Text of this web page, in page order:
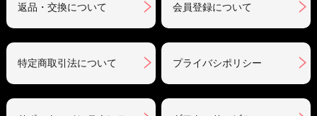
返品・交換について 会員登録について
特定商取引法について プライバシポリシー